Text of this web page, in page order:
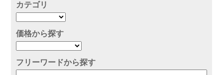
カテゴリ
価格から探す
フリーワードから探す